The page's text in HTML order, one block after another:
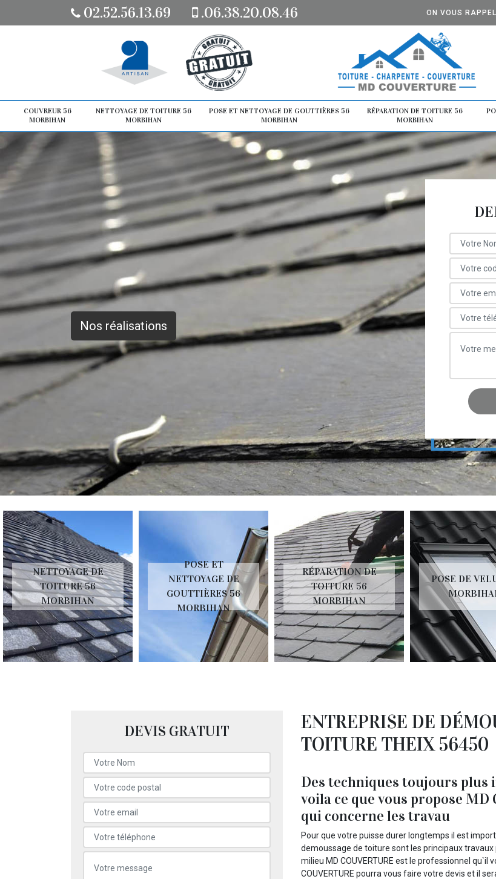
02.52.56.13.69 .06.38.20.08.46 ON VOUS
COUVREUR 56
MORBIHAN
NETTOYAGE DE TOITURE 56
MORBIHAN
POSE ET NETTOYAGE DE GOUTTIÈRES 56
MORBIHAN
RÉPARATION DE TOITURE 56
MORBIHAN
Nos réalisations
NETTOYAGE DE
TOITURE 56
MORBIHAN
POSE ET
NETTOYAGE DE
GOUTTIÈRES 56
MORBIHAN
RÉPARATION DE
TOITURE 56
MORBIHAN
POSE DE
DEVIS GRATUIT
ENTREPRISE DE
TOITURE THEIX 56450
Des techniques toujours plus
voila ce que vous propose MD
qui concerne les travau
Pour que votre puisse durer longtemps il est
demoussage de toiture sont les principaux
milieu MD COUVERTURE est le professionnel
COUVERTURE pourra vous faire votre devis et il